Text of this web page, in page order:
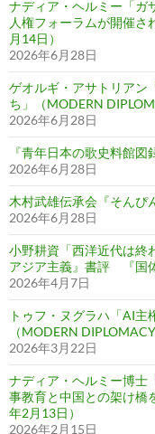
ナディア・ヘルミー「ガ
人権フォーラムが開催
月14日）
2026年6月28日
ゲオルギ・アサトリアン
ち」（MODERN
2026年6月28日
『青年日本の歌史料館図
2026年6月28日
木村武雄伝承会『そんぴ
2026年6月28日
小野耕資「西洋近代は終
アジア主義』書評 『国
2026年4月7日
トゥフ・ヌグラハ「AI主
（MODERN
2026年3月22日
ナディア・ヘルミー博士
事教育と中国との架け橋
年2月13日）
2026年2月15日